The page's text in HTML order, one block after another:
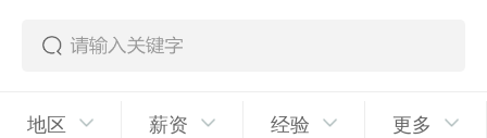
地区 薪资 经验 更多